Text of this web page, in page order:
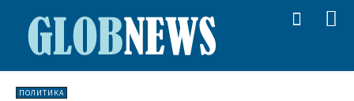
ПОЛИТИКА